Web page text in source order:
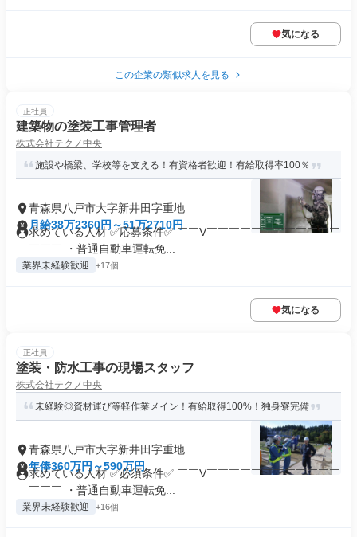
気になる
この企業の類似求人を見る
正社員
建築物の塗装工事管理者
株式会社テクノ中央
施設や橋梁、学校等を支える！有資格者歓迎！有給取得率100％
青森県八戸市大字新井田字重地
月給38万2360円～51万2710円
求めている人材 ✅応募条件✅ ￣￣V￣￣￣￣￣￣￣￣￣￣￣￣
￣￣￣ ・普通自動車運転免...
業界未経験歓迎 +17個
気になる
正社員
塗装・防水工事の現場スタッフ
株式会社テクノ中央
未経験◎資材運び等軽作業メイン！有給取得100%！独身寮完備
青森県八戸市大字新井田字重地
年俸360万円～590万円
求めている人材 ✅必須条件✅ ￣￣V￣￣￣￣￣￣￣￣￣￣￣￣
￣￣￣ ・普通自動車運転免...
業界未経験歓迎 +16個